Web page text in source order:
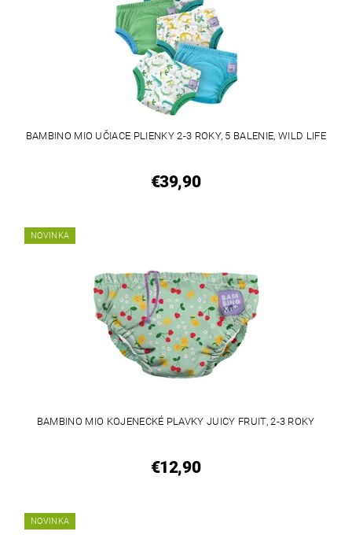
BAMBINO MIO UČIACE PLIENKY 2-3 ROKY, 5 BALENIE, WILD LIFE
€39,90
NOVINKA
BAMBINO MIO KOJENECKÉ PLAVKY JUICY FRUIT, 2-3 ROKY
€12,90
NOVINKA